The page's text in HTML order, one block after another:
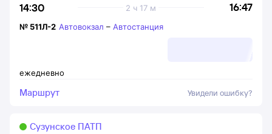
14:30 16:47
2 ч 17 м
ежедневно
№ 511Л-2 Автовокзал – Автостанция
Маршрут Увидели ошибку?
Сузунское ПАТП